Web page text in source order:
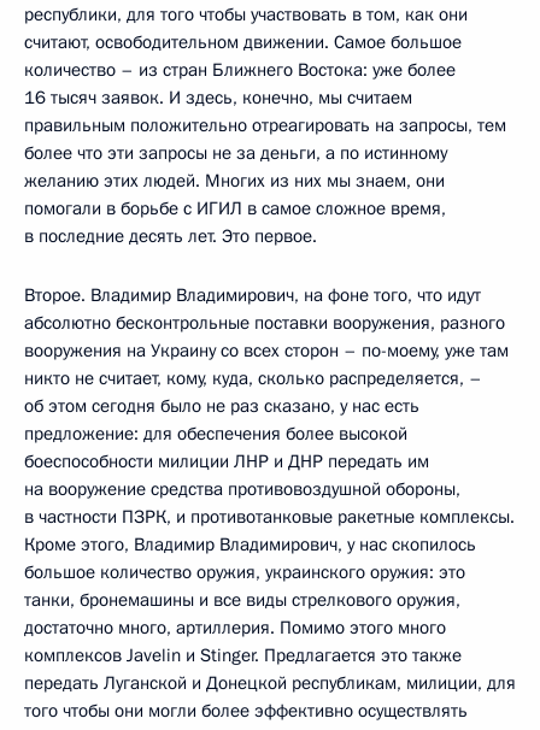
республики, для того чтобы участвовать в том, как они
считают, освободительном движении. Самое большое
количество – из стран Ближнего Востока: уже более
16 тысяч заявок. И здесь, конечно, мы считаем
правильным положительно отреагировать на запросы, тем
более что эти запросы не за деньги, а по истинному
желанию этих людей. Многих из них мы знаем, они
помогали в борьбе с ИГИЛ в самое сложное время,
в последние десять лет. Это первое.
Второе. Владимир Владимирович, на фоне того, что идут
абсолютно бесконтрольные поставки вооружения, разного
вооружения на Украину со всех сторон – по-моему, уже там
никто не считает, кому, куда, сколько распределяется, –
об этом сегодня было не раз сказано, у нас есть
предложение: для обеспечения более высокой
боеспособности милиции ЛНР и ДНР передать им
на вооружение средства противовоздушной обороны,
в частности ПЗРК, и противотанковые ракетные комплексы.
Кроме этого, Владимир Владимирович, у нас скопилось
большое количество оружия, украинского оружия: это
танки, бронемашины и все виды стрелкового оружия,
достаточно много, артиллерия. Помимо этого много
комплексов Javelin и Stinger. Предлагается это также
передать Луганской и Донецкой республикам, милиции, для
того чтобы они могли более эффективно осуществлять